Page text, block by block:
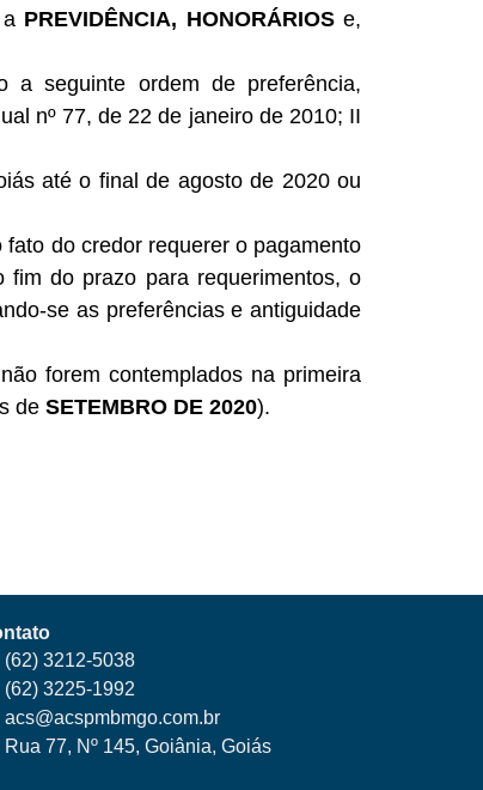
PREVIDÊNCIA, HONORÁRIOSe,
a seguinte ordem de preferência,
nº 77, de 22 de janeiro de 2010; II
até o final de agosto de 2020 ou
do credor requerer o pagamento
fim do prazo para requerimentos, o
se as preferências e antiguidade
forem contemplados na primeira
de SETEMBRO DE 2020).
(62) 3212-5038
(62) 3225-1992
acs@acspmbmgo.com.br
Rua 77, Nº 145, Goiânia, Goiás